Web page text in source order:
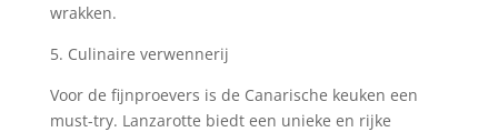
wrakken.
5. Culinaire verwennerij
Voor de fijnproevers is de Canarische keuken een
must-try. Lanzarotte biedt een unieke en rijke